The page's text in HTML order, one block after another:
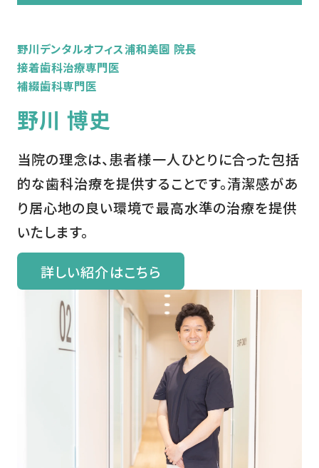
野川デンタルオフィス浦和美園 院長
接着歯科治療専門医
補綴歯科専門医
野川 博史
当院の理念は、患者様一人ひとりに合った包括
的な歯科治療を提供することです。清潔感があ
り居心地の良い環境で最高水準の治療を提供
いたします。
詳しい紹介はこちら